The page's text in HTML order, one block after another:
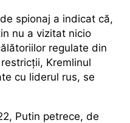
spionaj a indicat că,
nu a vizitat nicio
regulate din
Kremlinul
cu liderul rus, se
Putin petrece, de